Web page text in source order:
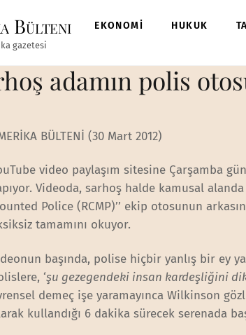
Bülteni
gazetesi
EKONOMİ HUKUK
adamın polis
BÜLTENİ (30 Mart 2012)
video paylaşım sitesine Çarşamba
Videoda, sarhoş halde kamusal
Police (RCMP)’’ ekip otosunun
tamamını okuyor.
başında, polise hiçbir yanlış bir ey
‘şu gezegendeki insan kardeşliğini
demeç işe yaramayınca Wilkinson
kullandığı 6 dakika sürecek serenada